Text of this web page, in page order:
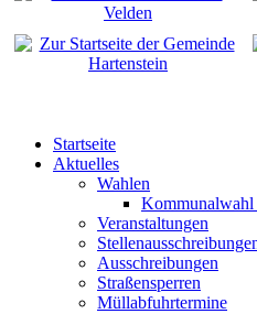
Startseite
Aktuelles
Wahlen
Kommunalwahl
Veranstaltungen
Ausschreibungen
Straßensperren
Müllabfuhrtermine